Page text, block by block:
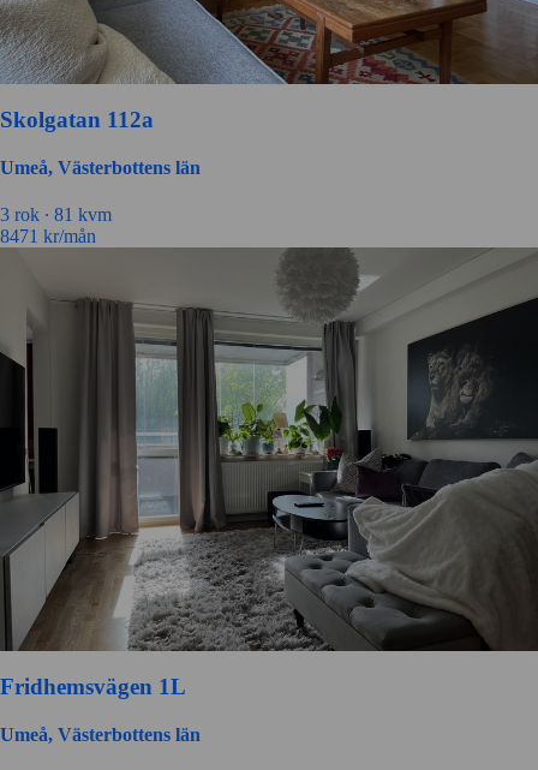
Skolgatan 112a
Umeå, Västerbottens län
3 rok ∙ 81 kvm
8471 kr/mån
Fridhemsvägen 1L
Umeå, Västerbottens län